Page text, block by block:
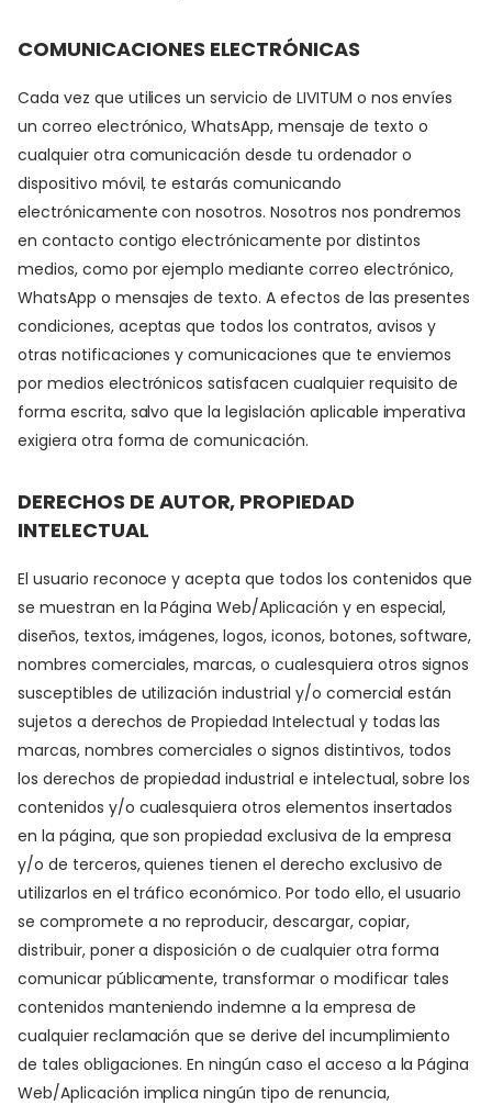
COMUNICACIONES ELECTRÓNICAS
Cada vez que utilices un servicio de LIVITUM o nos envíes
un correo electrónico, WhatsApp, mensaje de texto o
cualquier otra comunicación desde tu ordenador o
dispositivo móvil, te estarás comunicando
electrónicamente con nosotros. Nosotros nos pondremos
en contacto contigo electrónicamente por distintos
medios, como por ejemplo mediante correo electrónico,
WhatsApp o mensajes de texto. A efectos de las presentes
condiciones, aceptas que todos los contratos, avisos y
otras notificaciones y comunicaciones que te enviemos
por medios electrónicos satisfacen cualquier requisito de
forma escrita, salvo que la legislación aplicable imperativa
exigiera otra forma de comunicación.
DERECHOS DE AUTOR, PROPIEDAD
INTELECTUAL
El usuario reconoce y acepta que todos los contenidos que
se muestran en la Página Web/Aplicación y en especial,
diseños, textos, imágenes, logos, iconos, botones, software,
nombres comerciales, marcas, o cualesquiera otros signos
susceptibles de utilización industrial y/o comercial están
sujetos a derechos de Propiedad Intelectual y todas las
marcas, nombres comerciales o signos distintivos, todos
los derechos de propiedad industrial e intelectual, sobre los
contenidos y/o cualesquiera otros elementos insertados
en la página, que son propiedad exclusiva de la empresa
y/o de terceros, quienes tienen el derecho exclusivo de
utilizarlos en el tráfico económico. Por todo ello, el usuario
se compromete a no reproducir, descargar, copiar,
distribuir, poner a disposición o de cualquier otra forma
comunicar públicamente, transformar o modificar tales
contenidos manteniendo indemne a la empresa de
cualquier reclamación que se derive del incumplimiento
de tales obligaciones. En ningún caso el acceso a la Página
Web/Aplicación implica ningún tipo de renuncia,